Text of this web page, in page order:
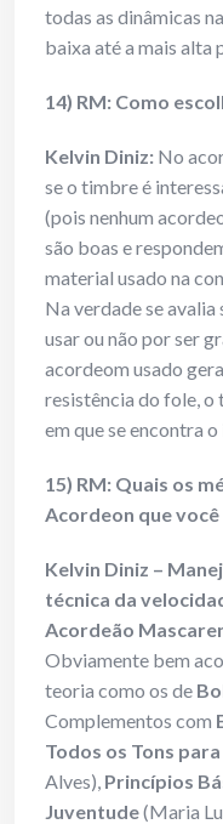
todas as dinâmicas
baixa até a mais alta
14) RM: Como
Kelvin Diniz: No
se o timbre é
(pois nenhum
são boas e
material usado na
Na verdade se avalia
usar ou não por ser
acordeom usado
resistência do fole, o
em que se encontra
15) RM: Quais os
Acordeon que
Kelvin Diniz –
técnica da
Acordeão
Obviamente bem
teoria como os de
Complementos com
Todos os Tons
Alves), Princípios
Juventude(Maria